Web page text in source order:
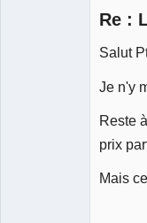
Re :
Salut
Je n'y
Reste
prix
Mais